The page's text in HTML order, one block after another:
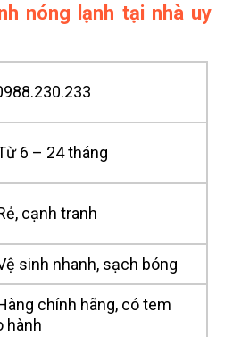
nóng lạnh tại nhà uy
6 – 24 tháng
cạnh tranh
sinh nhanh, sạch bóng
chính hãng, có tem
hành